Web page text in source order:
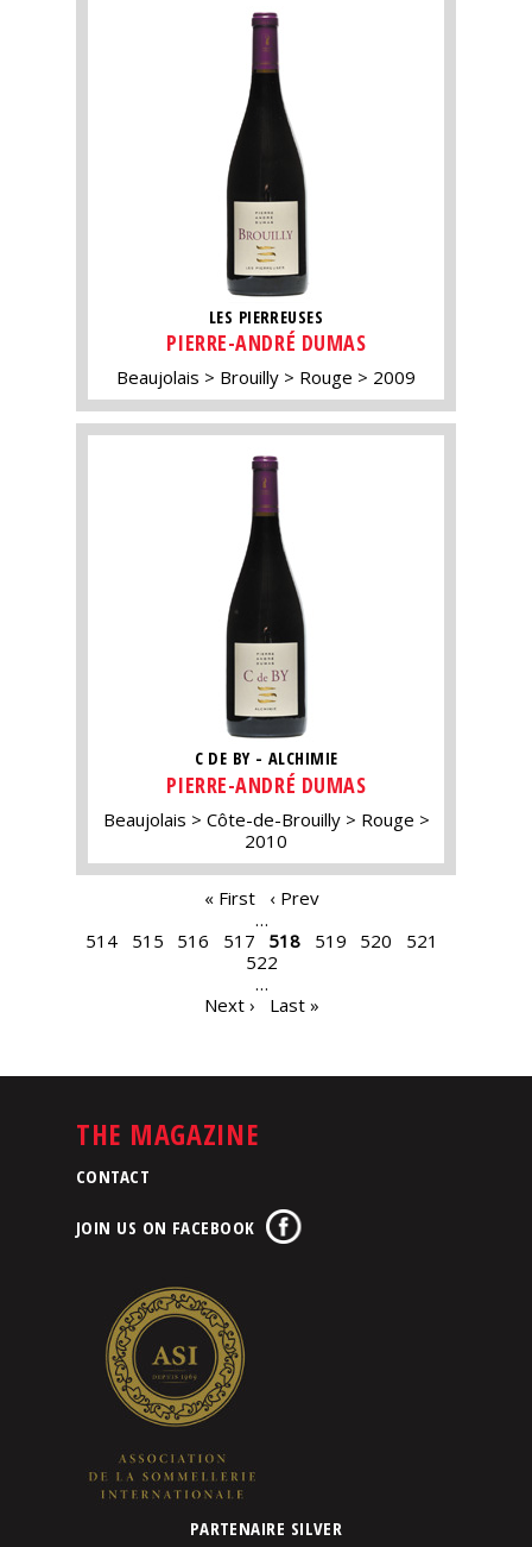
LES PIERREUSES
PIERRE-ANDRÉ DUMAS
Beaujolais Brouilly Rouge 2009
C DE BY - ALCHIMIE
PIERRE-ANDRÉ DUMAS
Beaujolais Côte-de-Brouilly
Rouge
2010
« First
‹ Prev
…
514
515 516 517 518 519 520
521
522
…
Next ›
Last »
THE MAGAZINE
CONTACT
JOIN US ON FACEBOOK
PARTENAIRE SILVER